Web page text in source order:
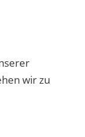
wir zu